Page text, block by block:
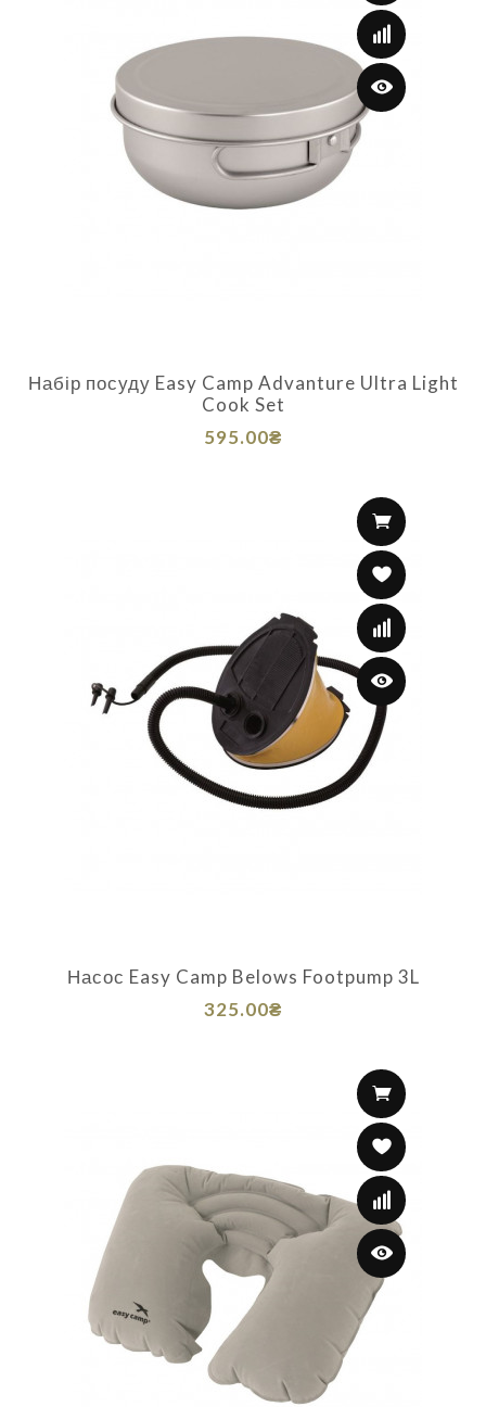
Набір посуду Easy Camp Advanture Ultra Light
Cook Set
595.00₴
Насос Easy Camp Belows Footpump 3L
325.00₴